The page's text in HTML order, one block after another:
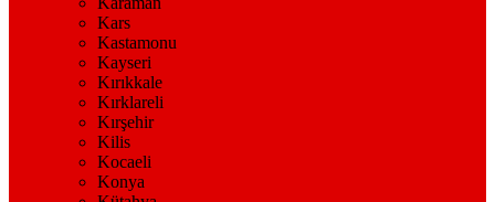
Kars
Kastamonu
Kayseri
Kırıkkale
Kırklareli
Kırşehir
Kilis
Kocaeli
Konya